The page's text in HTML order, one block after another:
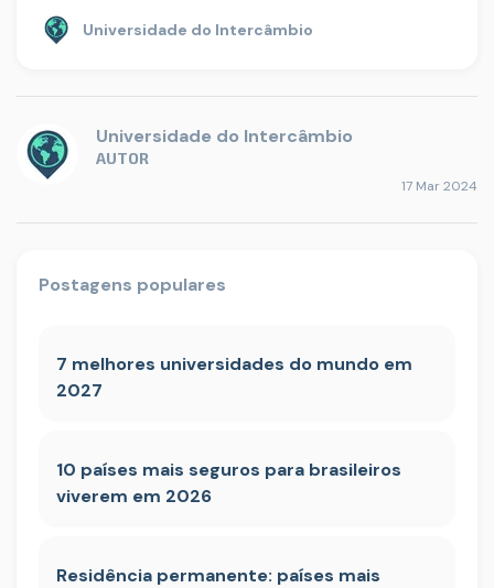
Universidade do Intercâmbio
Universidade do Intercâmbio
AUTOR
17 Mar 2024
Postagens populares
7 melhores universidades do mundo em
2027
10 países mais seguros para brasileiros
viverem em 2026
Residência permanente: países mais